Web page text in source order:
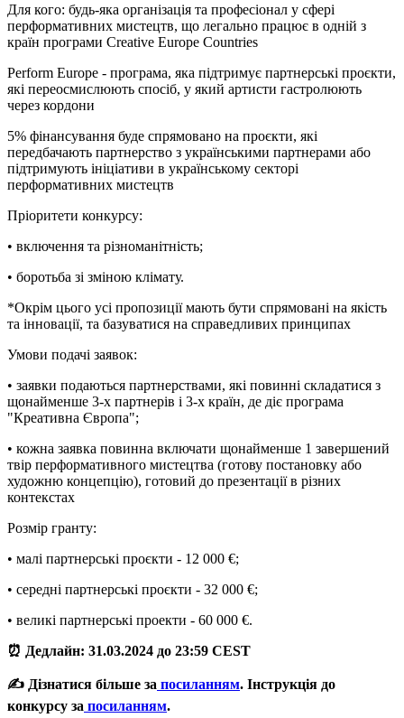
Для кого: будь-яка організація та професіонал у сфері
перформативних мистецтв, що легально працює в одній з
країн програми Creative Europe Countries
Perform Europe - програма, яка підтримує партнерські проєкти,
які переосмислюють спосіб, у який артисти гастролюють
через кордони
5% фінансування буде спрямовано на проєкти, які
передбачають партнерство з українськими партнерами або
підтримують ініціативи в українському секторі
перформативних мистецтв
Пріоритети конкурсу:
• включення та різноманітність;
• боротьба зі зміною клімату.
*Окрім цього усі пропозиції мають бути спрямовані на якість
та інновації, та базуватися на справедливих принципах
Умови подачі заявок:
• заявки подаються партнерствами, які повинні складатися з
щонайменше 3-х партнерів і 3-х країн, де діє програма
"Креативна Європа";
• кожна заявка повинна включати щонайменше 1 завершений
твір перформативного мистецтва (готову постановку або
художню концепцію), готовий до презентації в різних
контекстах
Розмір гранту:
• малі партнерські проєкти - 12 000 €;
• середні партнерські проєкти - 32 000 €;
• великі партнерські проекти - 60 000 €.
⏰ Дедлайн: 31.03.2024 до 23:59 CEST
✍️ Дізнатися більше за посиланням. Інструкція до
конкурсу за посиланням.